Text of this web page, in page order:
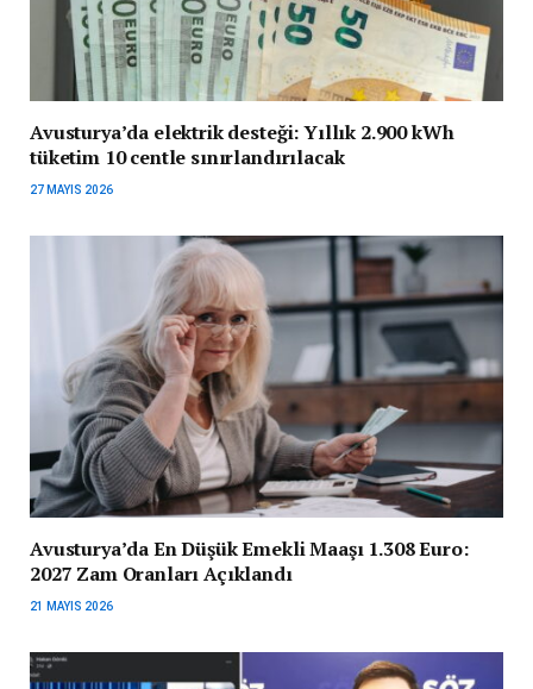
Avusturya’da elektrik desteği: Yıllık 2.900 kWh
tüketim 10 centle sınırlandırılacak
27 MAYIS 2026
Avusturya’da En Düşük Emekli Maaşı 1.308 Euro:
2027 Zam Oranları Açıklandı
21 MAYIS 2026